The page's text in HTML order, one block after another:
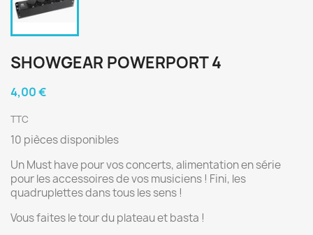
SHOWGEAR POWERPORT 4
4,00 €
TTC
10 pièces disponibles
Un Must have pour vos concerts, alimentation en série
pour les accessoires de vos musiciens ! Fini, les
quadruplettes dans tous les sens !
Vous faites le tour du plateau et basta !